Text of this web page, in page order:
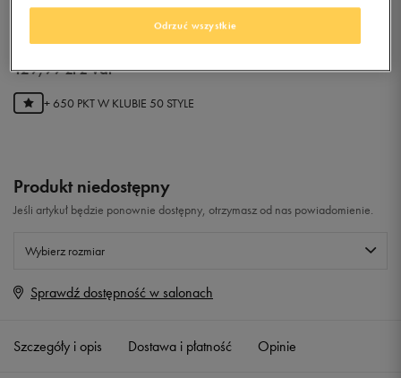
5.0(23)
129,99złz Vat
+ 650 PKT W KLUBIE 50 STYLE
Produkt niedostępny
Jeśli artykuł będzie ponownie dostępny, otrzymasz od nas powiadomienie.
Wybierz rozmiar
Rozmiary EU
Sprawdź dostępność w salonach
Szczegóły i opis Dostawa i płatność Opinie
Odrzuć wszystkie